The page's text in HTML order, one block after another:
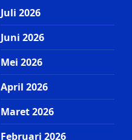
Juli 2026
Juni 2026
Mei 2026
April 2026
Maret 2026
Februari 2026